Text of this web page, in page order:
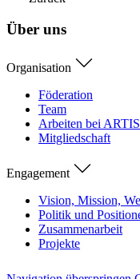
Über uns
Organisation
Föderation
Team
Arbeiten bei
Mitgliedschaft
Engagement
Vision, Mission,
Politik und
Zusammenarbeit
Projekte